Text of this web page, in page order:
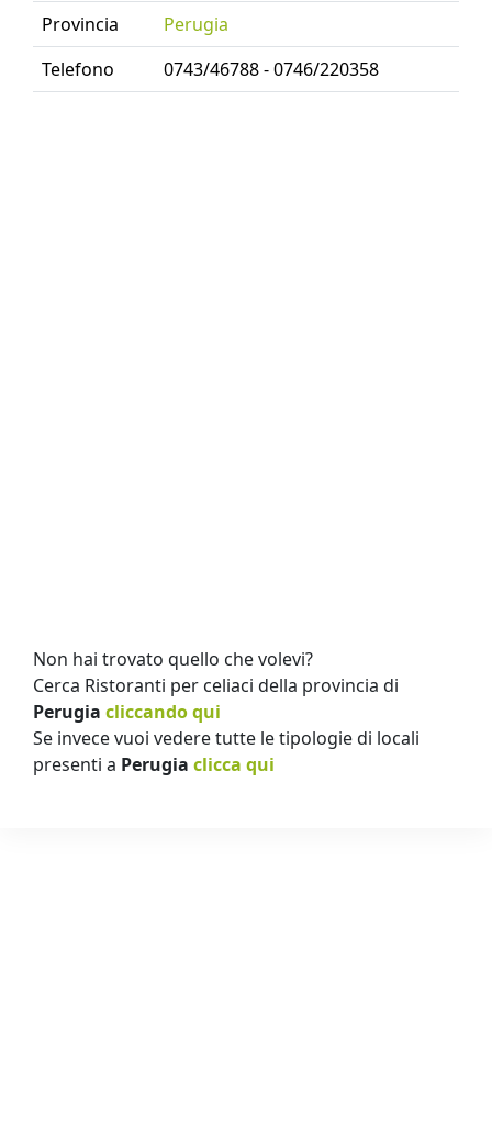
Provincia
Perugia
Telefono
0743/46788 - 0746/220358
Non hai trovato quello che volevi?
Cerca Ristoranti per celiaci della provincia di
Perugia cliccando qui
Se invece vuoi vedere tutte le tipologie di locali
presenti a Perugia clicca qui